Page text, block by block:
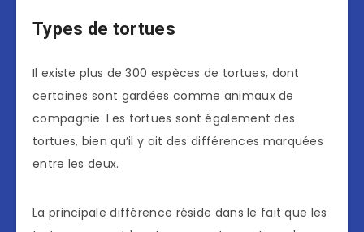
Types de tortues
Il existe plus de 300 espèces de tortues, dont
certaines sont gardées comme animaux de
compagnie. Les tortues sont également des
tortues, bien qu’il y ait des différences marquées
entre les deux.
La principale différence réside dans le fait que les